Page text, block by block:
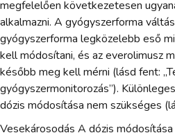
megfelelően következetesen
alkalmazni. A gyógyszerforma
gyógyszerforma legközelebb eső
kell módosítani, és az everolimusz
később meg kell mérni (lásd fent:
gyógyszermonitorozás”).
dózis módosítása nem szükséges
Vesekárosodás A dózis